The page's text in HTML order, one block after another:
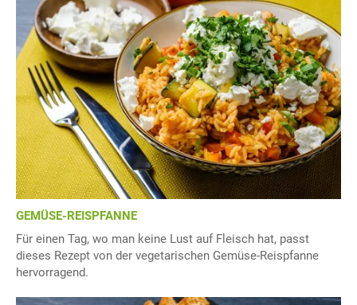
GEMÜSE-REISPFANNE
Für einen Tag, wo man keine Lust auf Fleisch hat, passt
dieses Rezept von der vegetarischen Gemüse-Reispfanne
hervorragend.